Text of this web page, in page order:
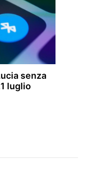
senza
luglio